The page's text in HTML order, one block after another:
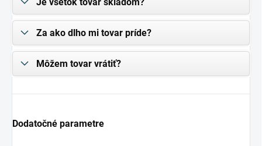
Za ako dlho mi tovar príde?
Môžem tovar vrátiť?
Dodatočné parametre